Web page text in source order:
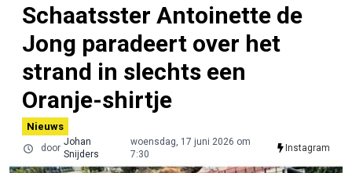
Schaatsster Antoinette de
Jong paradeert over het
strand in slechts een
Oranje-shirtje
Nieuws
door
Johan
Snijders
woensdag, 17 juni 2026 om
7:30
Instagram